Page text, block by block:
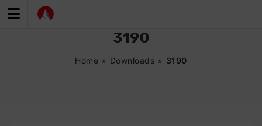
Inhalt
3190
Home » Downloads » 3190